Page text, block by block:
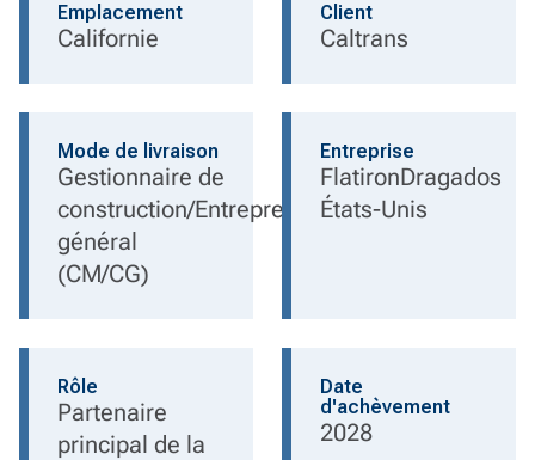
Emplacement
Californie
Client
Caltrans
Mode de livraison
Gestionnaire de
construction/Entrepreneur
général
(CM/CG)
Entreprise
FlatironDragados
États-Unis
Rôle
Partenaire
principal de la
Date
d'achèvement
2028